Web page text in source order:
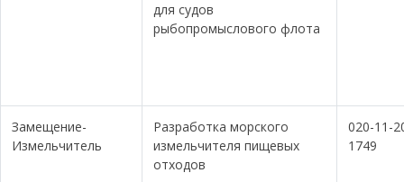
для судов
рыбопромыслового флота
Замещение-
Измельчитель
Разработка морского
измельчителя пищевых
отходов
020-11-
1749